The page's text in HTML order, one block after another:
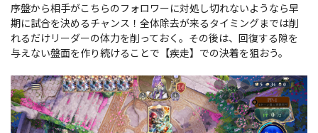
序盤から相手がこちらのフォロワーに対処し切れないようなら早
期に試合を決めるチャンス！全体除去が来るタイミングまでは削
れるだけリーダーの体力を削っておく。その後は、回復する隙を
与えない盤面を作り続けることで【疾走】での決着を狙おう。